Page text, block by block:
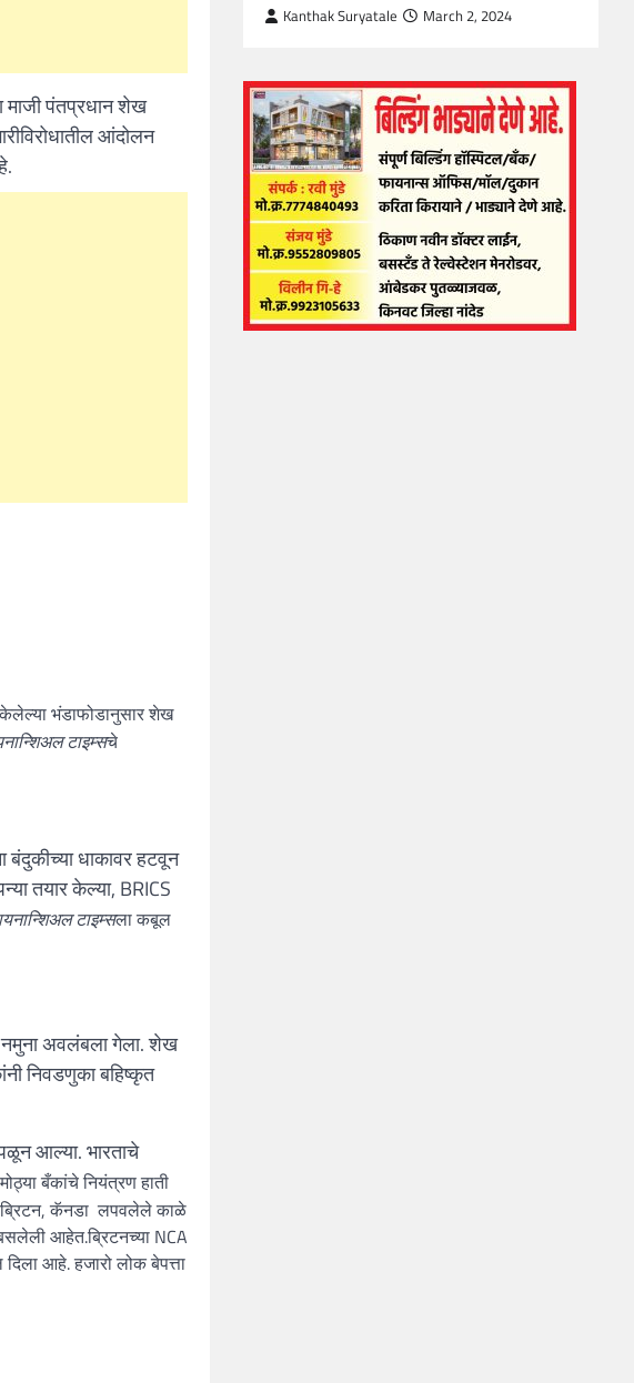
माजी पंतप्रधान शेख
आंदोलन
भंडाफोडानुसार शेख
टाइम्सचे
बंदुकीच्या धाकावर हटवून
तयार केल्या, BRICS
टाइम्सला कबूल
नमुना अवलंबला गेला. शेख
निवडणुका बहिष्कृत
आल्या. भारताचे
बँकांचे नियंत्रण हाती
ब्रिटन, कॅनडा लपवलेले काळे
आहेत.ब्रिटनच्या NCA
आहे. हजारो लोक बेपत्ता
Kanthak Suryatale March 2, 2024